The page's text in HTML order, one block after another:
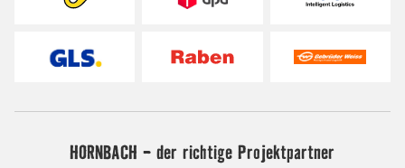
HORNBACH - der richtige Projektpartner